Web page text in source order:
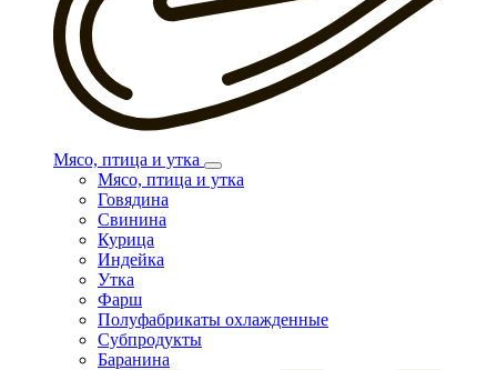
Мясо, птица и утка
Мясо, птица и утка
Говядина
Свинина
Курица
Индейка
Утка
Фарш
Полуфабрикаты охлажденные
Субпродукты
Баранина